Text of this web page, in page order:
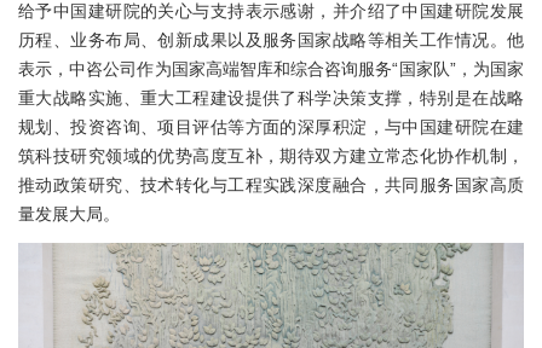
给予中国建研院的关心与支持表示感谢，并介绍了中国建研院发展
历程、业务布局、创新成果以及服务国家战略等相关工作情况。他
表示，中咨公司作为国家高端智库和综合咨询服务“国家队”，为国家
重大战略实施、重大工程建设提供了科学决策支撑，特别是在战略
规划、投资咨询、项目评估等方面的深厚积淀，与中国建研院在建
筑科技研究领域的优势高度互补，期待双方建立常态化协作机制，
推动政策研究、技术转化与工程实践深度融合，共同服务国家高质
量发展大局。